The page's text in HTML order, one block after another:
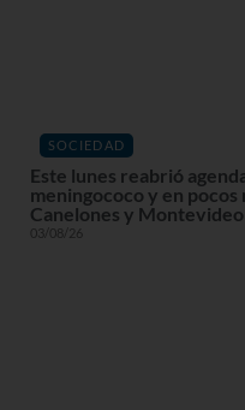
SOCIEDAD
Este lunes reabrió
meningococo y en
Canelones y Montevideo
03/08/26